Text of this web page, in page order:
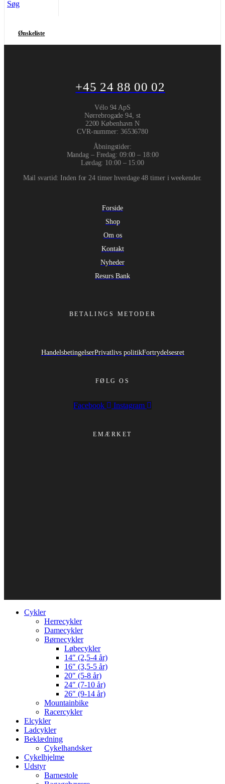
Søg
Ønskeliste
+45 24 88 00 02
Vélo 94 ApS
Nørrebrogade 94, st
2200 København N
CVR-nummer: 36536780
Åbningstider:
Mandag – Fredag: 09:00 – 18:00
Lørdag: 10:00 – 15:00
Mail svartid: Inden for 24 timer hverdage 48 timer i weekender.
Forside
Shop
Om os
Kontakt
Nyheder
Resurs Bank
BETALINGS METODER
HandelsbetingelserPrivatlivs politikFortrydelsesret
FØLG OS
Facebook Instagram
EMÆRKET
Cykler
Herrecykler
Damecykler
Børnecykler
Løbecykler
14″ (2,5-4 år)
16″ (3,5-5 år)
20″ (5-8 år)
24″ (7-10 år)
26″ (9-14 år)
Mountainbike
Racercykler
Elcykler
Ladcykler
Beklædning
Cykelhandsker
Cykelhjelme
Udstyr
Barnestole